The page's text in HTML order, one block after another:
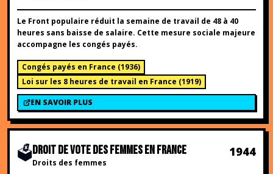
Le Front populaire réduit la semaine de travail de 48 à 40
heures sans baisse de salaire. Cette mesure sociale majeure
accompagne les congés payés.
Congés payés en France (1936)
Loi sur les 8 heures de travail en France (1919)
EN SAVOIR PLUS
🗳️DROIT DE VOTE DES FEMMES EN FRANCE
Droits des femmes
1944